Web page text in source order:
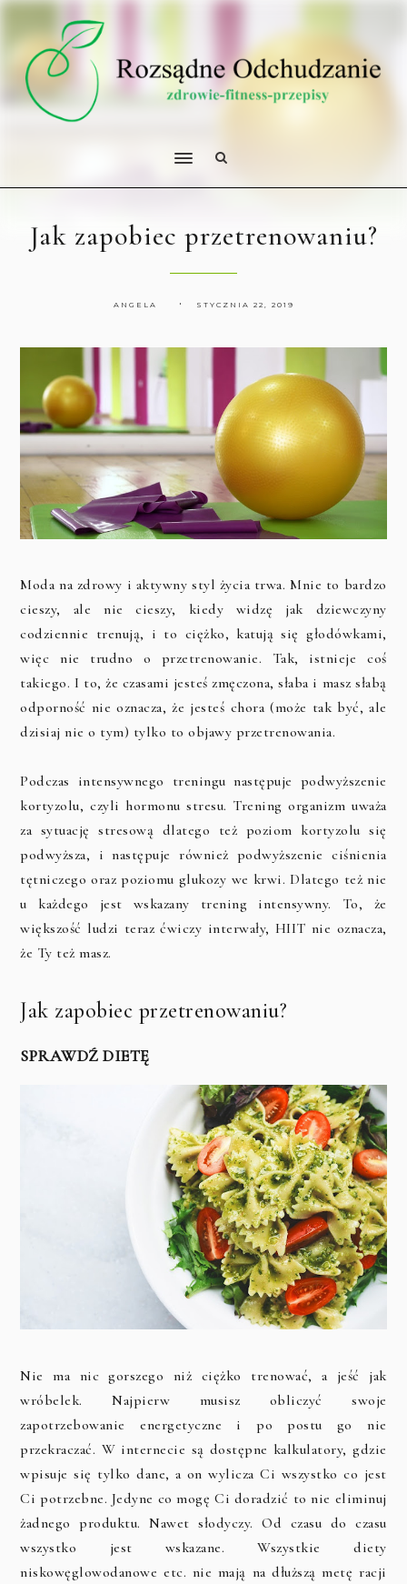
Jak zapobiec przetrenowaniu?
ANGELA STYCZNIA 22, 2019
Moda na zdrowy i aktywny styl życia trwa. Mnie to bardzo
cieszy, ale nie cieszy, kiedy widzę jak dziewczyny
codziennie trenują, i to ciężko, katują się głodówkami,
więc nie trudno o przetrenowanie. Tak, istnieje coś
takiego. I to, że czasami jesteś zmęczona, słaba i masz słabą
odporność nie oznacza, że jesteś chora (może tak być, ale
dzisiaj nie o tym) tylko to objawy przetrenowania.
Podczas intensywnego treningu następuje podwyższenie
kortyzolu, czyli hormonu stresu. Trening organizm uważa
za sytuację stresową dlatego też poziom kortyzolu się
podwyższa, i następuje również podwyższenie ciśnienia
tętniczego oraz poziomu glukozy we krwi. Dlatego też nie
u każdego jest wskazany trening intensywny. To, że
większość ludzi teraz ćwiczy interwały, HIIT nie oznacza,
że Ty też masz.
Jak zapobiec przetrenowaniu?
SPRAWDŹ DIETĘ
Nie ma nic gorszego niż ciężko trenować, a jeść jak
wróbelek. Najpierw musisz obliczyć swoje
zapotrzebowanie energetyczne i po postu go nie
przekraczać. W internecie są dostępne kalkulatory, gdzie
wpisuje się tylko dane, a on wylicza Ci wszystko co jest
Ci potrzebne. Jedyne co mogę Ci doradzić to nie eliminuj
żadnego produktu. Nawet słodyczy. Od czasu do czasu
wszystko jest wskazane. Wszystkie diety
niskowęglowodanowe etc. nie mają na dłuższą metę racji